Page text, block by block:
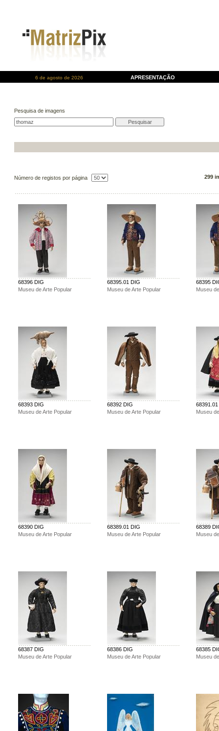
6 de agosto de 2026 APRESENTAÇÃO
Pesquisa de imagens
Número de registos por página 299
68396 DIG
Museu de Arte Popular
68395.01 DIG
Museu de Arte Popular
68395
Museu
68393 DIG
Museu de Arte Popular
68392 DIG
Museu de Arte Popular
Museu
68390 DIG
Museu de Arte Popular
68389.01 DIG
Museu de Arte Popular
68389
Museu
68387 DIG
Museu de Arte Popular
68386 DIG
Museu de Arte Popular
68385
Museu